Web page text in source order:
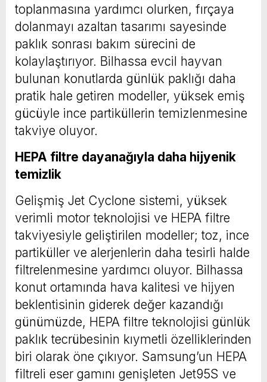
toplanmasına yardımcı olurken, fırçaya
dolanmayı azaltan tasarımı sayesinde
paklık sonrası bakım sürecini de
kolaylaştırıyor. Bilhassa evcil hayvan
bulunan konutlarda günlük paklığı daha
pratik hale getiren modeller, yüksek emiş
gücüyle ince partiküllerin temizlenmesine
takviye oluyor.
HEPA filtre dayanağıyla daha hijyenik
temizlik
Gelişmiş Jet Cyclone sistemi, yüksek
verimli motor teknolojisi ve HEPA filtre
takviyesiyle geliştirilen modeller; toz, ince
partiküller ve alerjenlerin daha tesirli halde
filtrelenmesine yardımcı oluyor. Bilhassa
konut ortamında hava kalitesi ve hijyen
beklentisinin giderek değer kazandığı
günümüzde, HEPA filtre teknolojisi günlük
paklık tecrübesinin kıymetli özelliklerinden
biri olarak öne çıkıyor. Samsung’un HEPA
filtreli eser gamını genişleten Jet95S ve